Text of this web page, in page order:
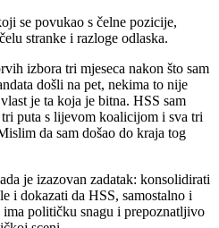
se povukao s čelne pozicije,
stranke i razloge odlaska.
izbora tri mjeseca nakon što sam
došli na pet, nekima to nije
je ta koja je bitna. HSS sam
puta s lijevom koalicijom i sva tri
da sam došao do kraja tog
je izazovan zadatak: konsolidirati
i dokazati da HSS, samostalno i
političku snagu i prepoznatljivo